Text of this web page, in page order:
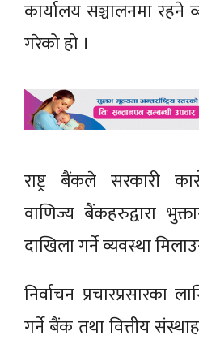
कार्यालय सञ्चालनमा रहने
गरेको हो ।
राष्ट्र बैंकले सरकारी
वाणिज्य बैंकहरुद्वारा
दाखिला गर्ने व्यवस्था
निर्वाचन प्रचारप्रसारका
गर्ने बैंक तथा वित्तीय